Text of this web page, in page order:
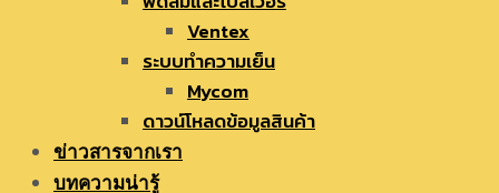
Ventex
ระบบทำความเย็น
Mycom
ดาวน์โหลดข้อมูลสินค้า
ข่าวสารจากเรา
บทความน่ารู้